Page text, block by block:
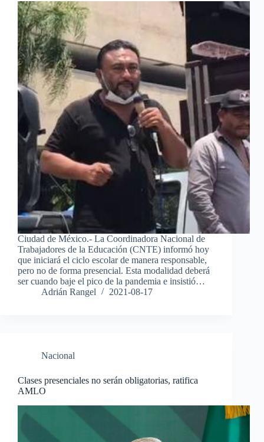
Ciudad de México.- La Coordinadora Nacional de
Trabajadores de la Educación (CNTE) informó hoy
que iniciará el ciclo escolar de manera responsable,
pero no de forma presencial. Esta modalidad deberá
ser cuando baje el pico de la pandemia e insistió…
Adrián Rangel
2021-08-17
Nacional
Clases presenciales no serán obligatorias, ratifica
AMLO